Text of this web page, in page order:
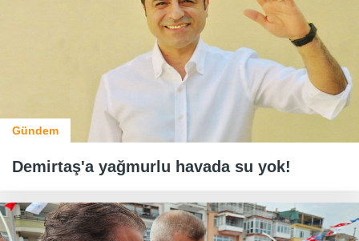
Gündem
Demirtaş'a yağmurlu havada su yok!